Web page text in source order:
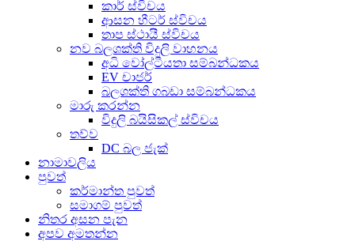
කාර් ස්විචය
ආසන හීටර් ස්විචය
තාප ස්ථායී ස්විචය
නව බලශක්ති විදුලි වාහනය
අධි වෝල්ටීයතා සම්බන්ධකය
EV චාජර්
බලශක්ති ගබඩා සම්බන්ධකය
මාරු කරන්න
විදුලි බයිසිකල් ස්විචය
තව්ව
DC බල ජැක්
නාමාවලිය
පුවත්
කර්මාන්ත පුවත්
සමාගම් පුවත්
නිතර අසන පැන
අපව අමතන්න